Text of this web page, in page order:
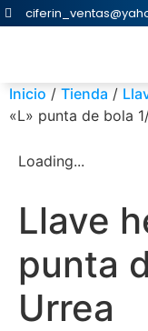
Inicio / Tienda /
«L» punta de bola
Loading...
Llave
punta
Urrea